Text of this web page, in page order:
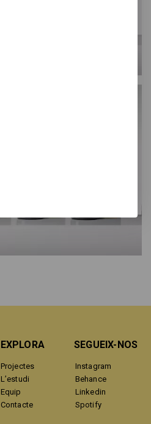
EXPLORA
Projectes
L’estudi
Equip
Contacte
SEGUEIX-NOS
Instagram
Behance
Linkedin
Spotify